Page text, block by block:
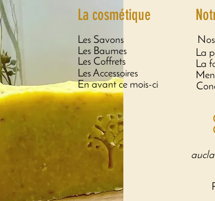
La cosmétique
Les Savons
Les Baumes
Les Coffrets
Les Accessoires
En avant ce mois-ci
La
La